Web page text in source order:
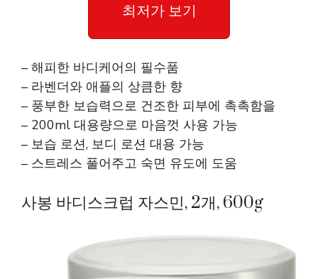
최저가 보기
– 해피한 바디케어의 필수품
– 라벤더와 애플의 상큼한 향
– 풍부한 보습력으로 건조한 피부에 촉촉함을
– 200ml 대용량으로 마음껏 사용 가능
– 보습 로션, 보디 로션 대용 가능
– 스트레스 풀어주고 숙면 유도에 도움
사봉 바디스크럽 자스민, 2개, 600g